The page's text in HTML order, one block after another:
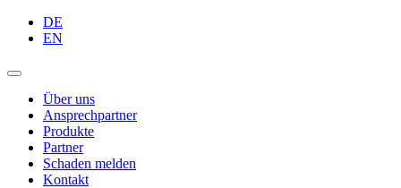
DE
EN
Über uns
Ansprechpartner
Produkte
Partner
Schaden melden
Kontakt